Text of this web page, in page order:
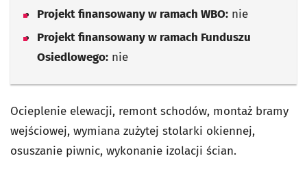
Projekt finansowany w ramach WBO: nie
Projekt finansowany w ramach Funduszu
Osiedlowego: nie
Ocieplenie elewacji, remont schodów, montaż bramy
wejściowej, wymiana zużytej stolarki okiennej,
osuszanie piwnic, wykonanie izolacji ścian.